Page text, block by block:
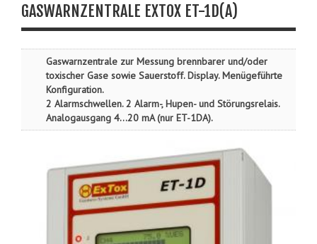
GASWARNZENTRALE EXTOX ET-1D(A)
Gaswarnzentrale zur Messung brennbarer und/oder
toxischer Gase sowie Sauerstoff. Display. Menügeführte
Konfiguration.
2 Alarmschwellen. 2 Alarm-, Hupen- und Störungsrelais.
Analogausgang 4…20 mA (nur ET-1DA).